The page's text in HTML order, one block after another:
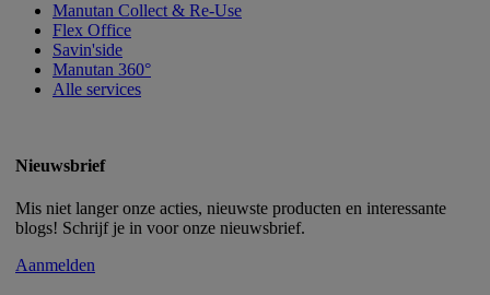
Manutan Collect & Re-Use
Flex Office
Savin'side
Manutan 360°
Alle services
Nieuwsbrief
Mis niet langer onze acties, nieuwste producten en interessante
blogs! Schrijf je in voor onze nieuwsbrief.
Aanmelden